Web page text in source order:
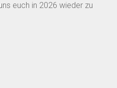
euch in 2026 wieder zu